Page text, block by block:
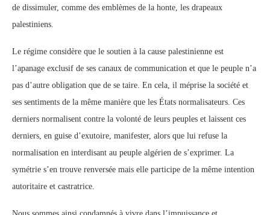
de dissimuler, comme des emblèmes de la honte, les drapeaux
palestiniens.
Le régime considère que le soutien à la cause palestinienne est
l’apanage exclusif de ses canaux de communication et que le peuple n’a
pas d’autre obligation que de se taire. En cela, il méprise la société et
ses sentiments de la même manière que les États normalisateurs. Ces
derniers normalisent contre la volonté de leurs peuples et laissent ces
derniers, en guise d’exutoire, manifester, alors que lui refuse la
normalisation en interdisant au peuple algérien de s’exprimer. La
symétrie s’en trouve renversée mais elle participe de la même intention
autoritaire et castratrice.